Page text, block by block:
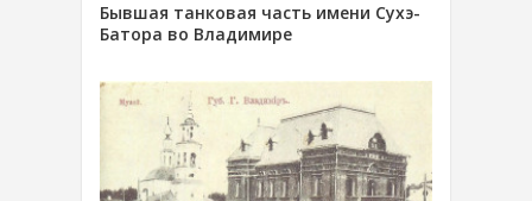
Бывшая танковая часть имени Сухэ-
Батора во Владимире